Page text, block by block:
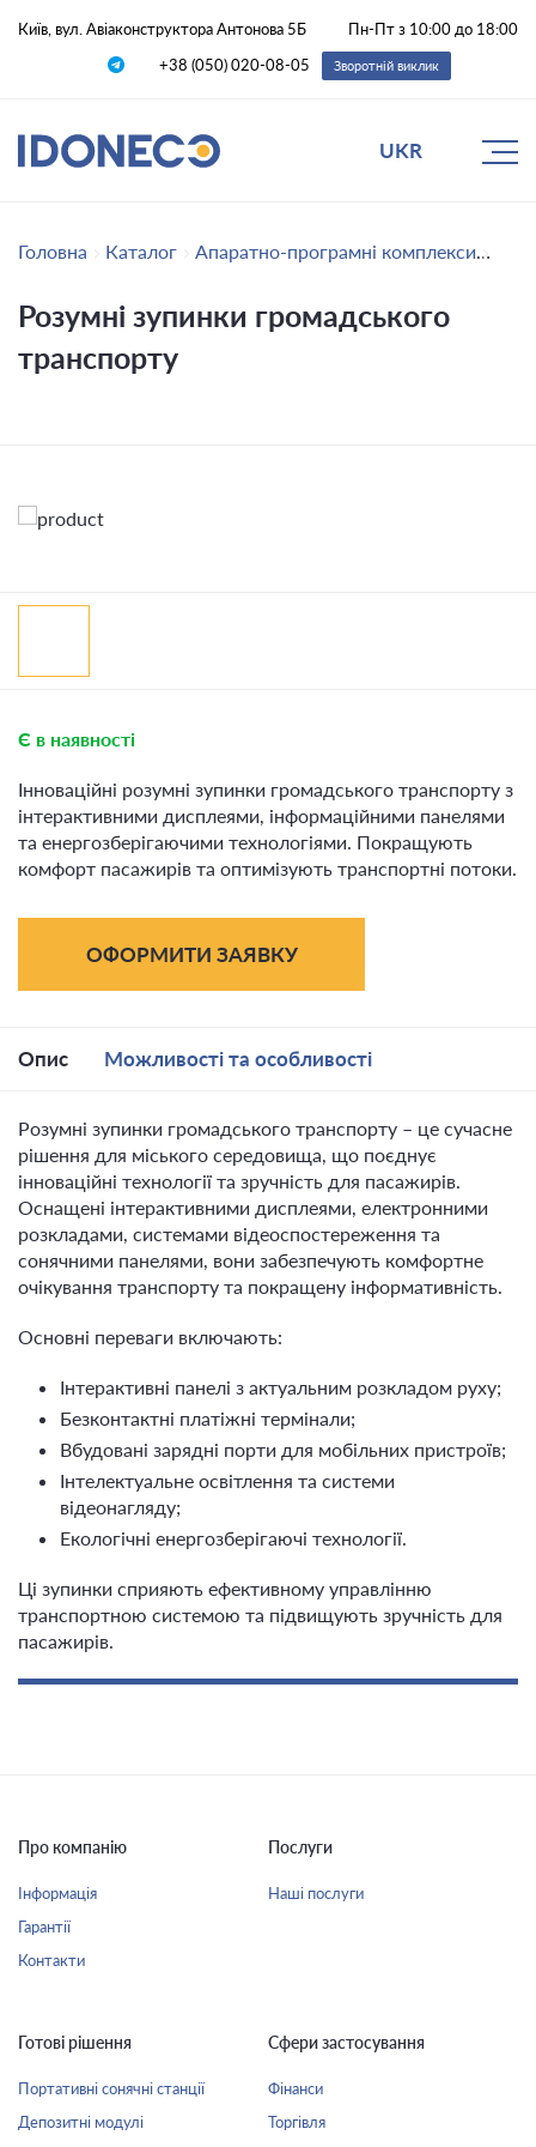
Київ, вул. Авіаконструктора Антонова 5Б
Пн-Пт з 10:00 до 18:00
+38 (050) 020-08-05
Зворотній виклик
UKR
Головна Каталог Апаратно-програмні комплекси
Розумні зупинки громадського
транспорту
Є в наявності
Інноваційні розумні зупинки громадського транспорту з
інтерактивними дисплеями, інформаційними панелями
та енергозберігаючими технологіями. Покращують
комфорт пасажирів та оптимізують транспортні потоки.
ОФОРМИТИ ЗАЯВКУ
Опис Можливості та особливості
Розумні зупинки громадського транспорту – це сучасне
рішення для міського середовища, що поєднує
інноваційні технології та зручність для пасажирів.
Оснащені інтерактивними дисплеями, електронними
розкладами, системами відеоспостереження та
сонячними панелями, вони забезпечують комфортне
очікування транспорту та покращену інформативність.
Основні переваги включають:
Інтерактивні панелі з актуальним розкладом руху;
Безконтактні платіжні термінали;
Вбудовані зарядні порти для мобільних пристроїв;
Інтелектуальне освітлення та системи
відеонагляду;
Екологічні енергозберігаючі технології.
Ці зупинки сприяють ефективному управлінню
транспортною системою та підвищують зручність для
пасажирів.
Про компанію
Інформація
Гарантії
Контакти
Послуги
Наші послуги
Готові рішення
Портативні сонячні станції
Депозитні модулі
Сфери застосування
Фінанси
Торгівля